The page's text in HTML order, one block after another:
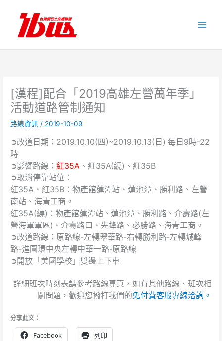
內
[漢程]配合「2019高雄左營萬年季」
活動道路管制通知
路線資訊 / 2019-10-09
➲改道日期：2019.10.10(四)~2019.10.13(日) 每日9時-22
時
➲影響路線：紅35A 、紅35A(繞)、紅35B
➲取消停靠站位：
紅35A、紅35B：物產館蓮潭站、蓮池潭、勝利路、左營
南站、海青工商。
紅35A(繞)：物產館蓮潭站、蓮池潭、勝利路、介壽路(左
營海軍軍區)、介壽路口、先鋒路、必勝路、海青工商。
➲改道路線：原路線-左轉翠華路-右轉勝利路-左轉城峰
路-進圓環中央左轉中華一路-原路線
➲開放「美國學校」雙邊上下車
詳細班次時刻表請參考路線專頁，如有其他路線、班次相
關問題，歡迎您撥打我們的免付費客服專線洽詢。
分享此文：
Facebook 列印